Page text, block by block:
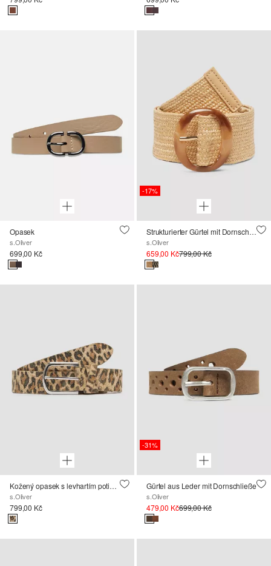
Opasek
s.Oliver
699,00 Kč
-17%
Strukturierter Gürtel mit Dornschließe
s.Oliver
659,00 Kč799,00 Kč
Kožený opasek s levhartím potiskem
s.Oliver
799,00 Kč
-31%
Gürtel aus Leder mit Dornschließe
s.Oliver
479,00 Kč699,00 Kč